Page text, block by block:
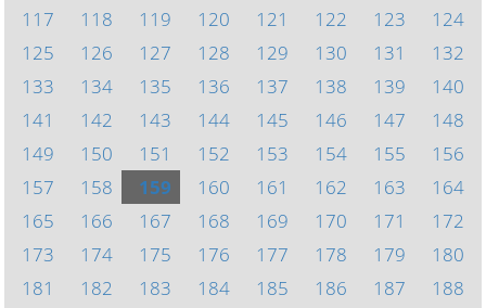
117
118 119 120 121 122 123
124
125
126 127 128 129 130 131
132
133
134 135 136 137 138 139
140
141
142 143 144 145 146 147
148
149
150 151 152 153 154 155
156
157
158 159 160 161 162 163
164
165
166 167 168 169 170 171
172
173
174 175 176 177 178 179
180
181
182 183 184 185 186 187
188